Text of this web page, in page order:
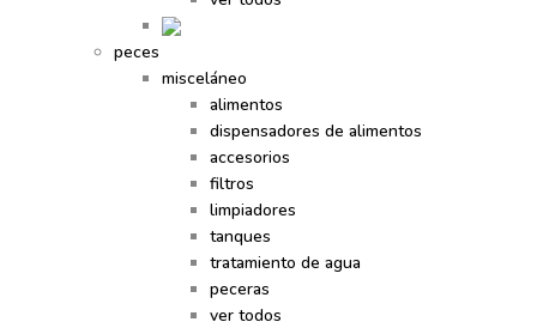
peces
misceláneo
alimentos
dispensadores de alimentos
accesorios
filtros
limpiadores
tanques
tratamiento de agua
peceras
ver todos